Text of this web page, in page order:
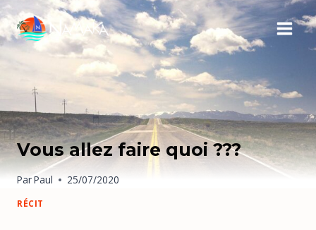
Vous allez faire quoi ???
ParPaul 25/07/2020
RÉCIT